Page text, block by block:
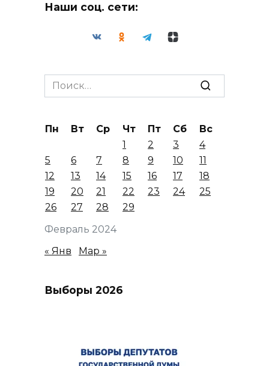
Наши соц. сети:
Search
for:
Февраль 2024
Пн Вт Ср Чт Пт Сб
Вс
1
2 3
4
5
6 7 8 9 10
11
12
13 14 15 16 17
18
19
20 21 22 23 24
25
26
27 28 29
« Янв Мар »
Выборы 2026